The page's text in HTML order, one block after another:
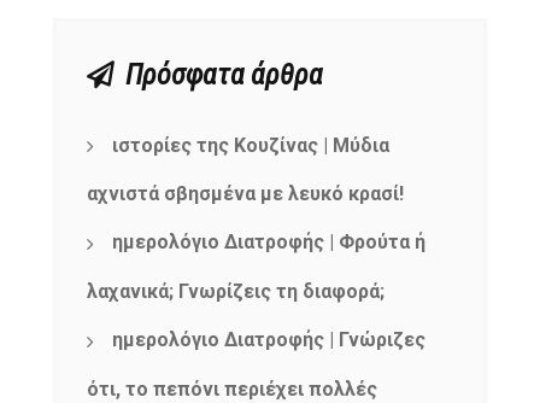
Πρόσφατα άρθρα
ιστορίες της Κουζίνας | Μύδια
αχνιστά σβησμένα με λευκό κρασί!
ημερολόγιο Διατροφής | Φρούτα ή
λαχανικά; Γνωρίζεις τη διαφορά;
ημερολόγιο Διατροφής | Γνώριζες
ότι, το πεπόνι περιέχει πολλές